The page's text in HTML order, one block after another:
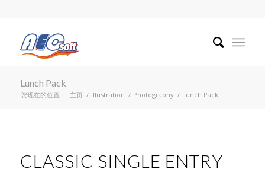
Lunch Pack
您现在的位置： 主页 / Illustration / Photography / Lunch Pack
CLASSIC SINGLE ENTRY